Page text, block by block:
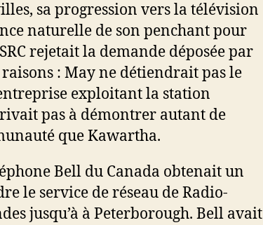
sa progression vers la télévision
naturelle de son penchant pour
rejetait la demande déposée par
: May ne détiendrait pas le
exploitant la station
pas à démontrer autant de
que Kawartha.
Bell du Canada obtenait un
le service de réseau de Radio-
jusqu’à à Peterborough. Bell avait